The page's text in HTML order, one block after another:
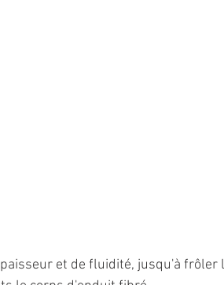
et de fluidité, jusqu'à frôler